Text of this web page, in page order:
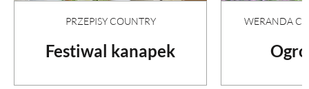
PRZEPISY COUNTRY
Festiwal kanapek
WERANDA